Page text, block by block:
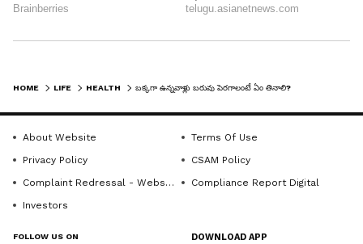
ప్రస్తుత కాలంలో చాలా మంది నిద్రలేమి సమస్యతో
బాధపడుతున్నారు. తెల్లవార్లూ ఫోన్ లో గడుపుతూ ఏ
అర్థరాత్రికో నిద్రపోతున్నారు. కానీ ఈ అలవాటు మీ
ఆరోగ్యానికి అస్సలు మంచిది కాదు. నిద్రలేమి వల్ల కూడా
మీరు బరువు పెరగరు. మీరు బరువు పెరగాలనుకుంటే
మాత్రం కంటినిండా నిద్రపోవాలి.
HOME LIFE HEALTH బక్కగా ఉన్నవాళ్లు బరువు పెరగాలంటే ఏం తినాలి?
About Website
Terms Of Use
Privacy Policy
CSAM Policy
Complaint Redressal - Website
Compliance Report Digital
Investors
FOLLOW US ON DOWNLOAD APP